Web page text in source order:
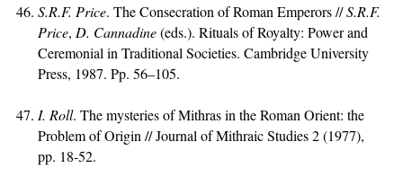
S.R.F. Price. The Consecration of Roman Emperors //S.R.F.
Price, D. Cannadine(eds.). Rituals of Royalty: Power and
Ceremonial in Traditional Societies. Cambridge University
Press, 1987. Pp. 56–105.
I. Roll. The mysteries of Mithras in the Roman Orient: the
Problem of Origin // Journal of Mithraic Studies 2 (1977),
pp. 18-52.